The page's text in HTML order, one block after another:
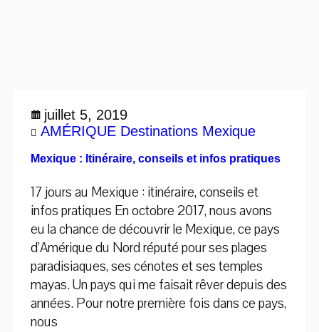
juillet 5, 2019
AMÉRIQUE Destinations Mexique
Mexique : Itinéraire, conseils et infos pratiques
17 jours au Mexique : itinéraire, conseils et
infos pratiques En octobre 2017, nous avons
eu la chance de découvrir le Mexique, ce pays
d’Amérique du Nord réputé pour ses plages
paradisiaques, ses cénotes et ses temples
mayas. Un pays qui me faisait rêver depuis des
années. Pour notre première fois dans ce pays,
nous